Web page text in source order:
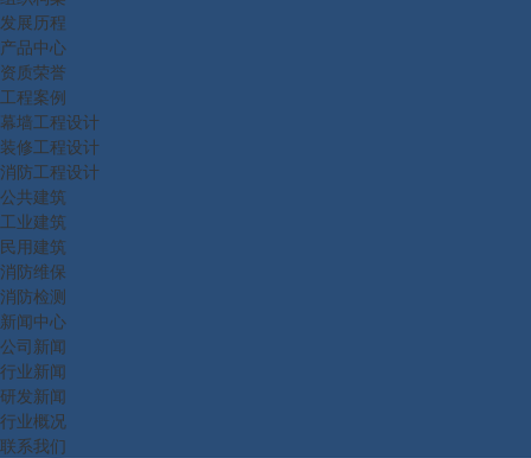
发展历程
产品中心
资质荣誉
工程案例
幕墙工程设计
装修工程设计
消防工程设计
公共建筑
工业建筑
民用建筑
消防维保
消防检测
新闻中心
公司新闻
行业新闻
研发新闻
行业概况
联系我们